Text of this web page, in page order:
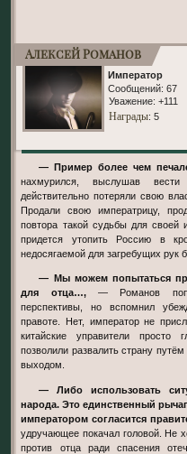
Алексей Романов
Император
Сообщений: 67
Уважение: +111
Награды: 5
— Пример более чем
нахмурился, выслушав
действительно потеряли свою
Продали свою императрицу,
повтора такой судьбы для своей
придется утопить Россию в
недосягаемой для загребущих рук
— Мы можем попытаться привести эту ситуацию, как пример
для отца…,— Романов
перспективы, но вспомнил
правоте. Нет, император не
китайские управители просто
позволили развалить страну
выходом.
— Либо использовать ситуацию против. Как пример для
народа. Это единственный
императором согласится
удручающее покачал головой. Не
против отца ради спасения